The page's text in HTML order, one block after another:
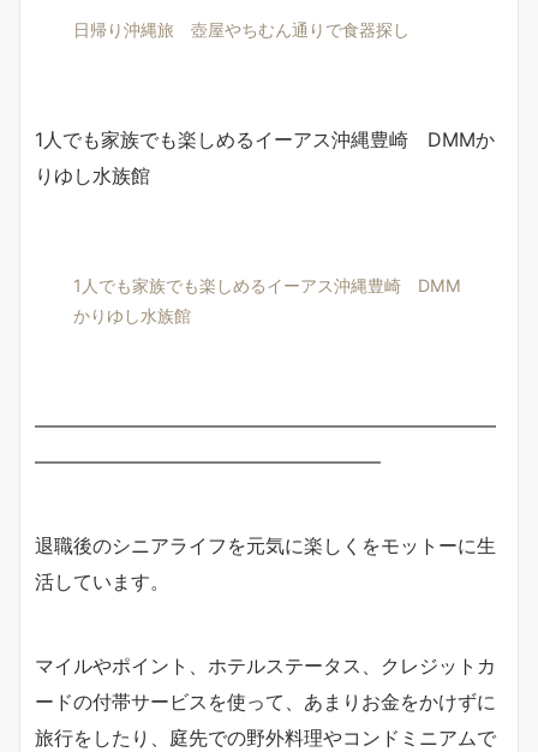
日帰り沖縄旅 壺屋やちむん通りで食器探し
1人でも家族でも楽しめるイーアス沖縄豊崎 DMMか
りゆし水族館
1人でも家族でも楽しめるイーアス沖縄豊崎 DMM
かりゆし水族館
————————————————————————
——————————————————
退職後のシニアライフを元気に楽しくをモットーに生
活しています。
マイルやポイント、ホテルステータス、クレジットカ
ードの付帯サービスを使って、あまりお金をかけずに
旅行をしたり、庭先での野外料理やコンドミニアムで